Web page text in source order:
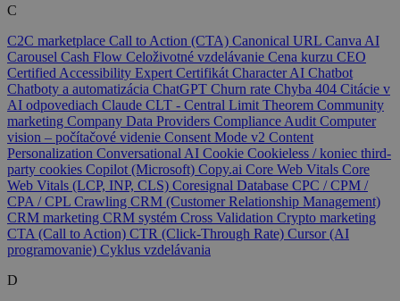
C
C2C marketplace Call to Action (CTA) Canonical URL Canva AI
Carousel Cash Flow Celoživotné vzdelávanie Cena kurzu CEO
Certified Accessibility Expert Certifikát Character AI Chatbot
Chatboty a automatizácia ChatGPT Churn rate Chyba 404 Citácie v
AI odpovediach Claude CLT - Central Limit Theorem Community
marketing Company Data Providers Compliance Audit Computer
vision – počítačové videnie Consent Mode v2 Content
Personalization Conversational AI Cookie Cookieless / koniec third-
party cookies Copilot (Microsoft) Copy.ai Core Web Vitals Core
Web Vitals (LCP, INP, CLS) Coresignal Database CPC / CPM /
CPA / CPL Crawling CRM (Customer Relationship Management)
CRM marketing CRM systém Cross Validation Crypto marketing
CTA (Call to Action) CTR (Click-Through Rate) Cursor (AI
programovanie) Cyklus vzdelávania
D